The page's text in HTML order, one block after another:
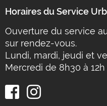
Horaires du Service
Ouverture du service
sur rendez-vous.
Lundi, mardi, jeudi et
Mercredi de 8h30 à